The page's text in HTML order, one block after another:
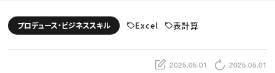
動画配信・映像制作
編集・ライティング
ディレクション
TOP Creator’s コラム トップ
Webクリエイター
ゲームクリエイター
セミナー
プロデュース・ビジネススキル Excel 表計算
2025.05.01 2025.05.01